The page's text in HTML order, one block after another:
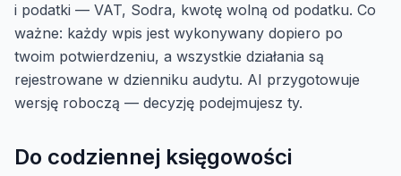
i podatki — VAT, Sodra, kwotę wolną od podatku. Co
ważne: każdy wpis jest wykonywany dopiero po
twoim potwierdzeniu, a wszystkie działania są
rejestrowane w dzienniku audytu. AI przygotowuje
wersję roboczą — decyzję podejmujesz ty.
Do codziennej księgowości